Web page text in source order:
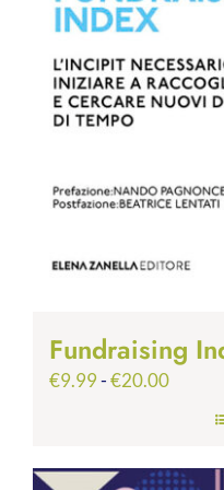
Fundraising
€9.99-€20.00Fascia